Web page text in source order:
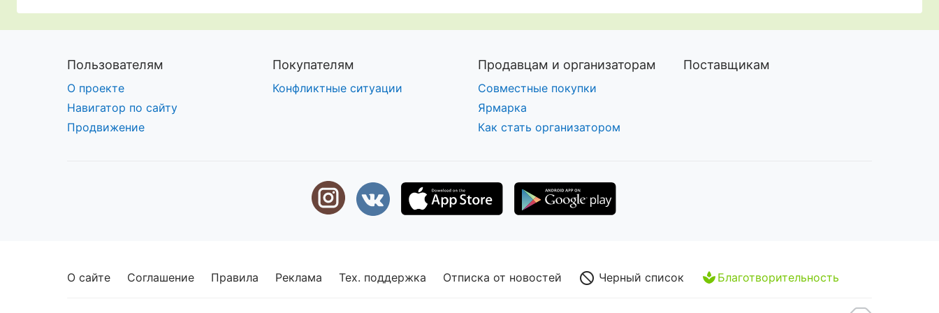
Пользователям
О проекте
Навигатор по сайту
Продвижение
Покупателям
Конфликтные ситуации
Продавцам и организаторам
Совместные покупки
Ярмарка
Как стать организатором
Поставщикам
О сайте Соглашение Правила Реклама Тех. поддержка Отписка от новостей Черный список Благотворительность